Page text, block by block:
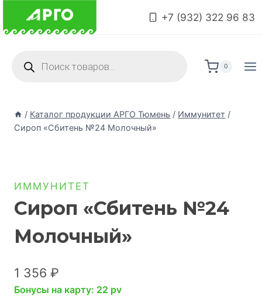
+7 (932) 322 96 83
0
/ Каталог продукции АРГО Тюмень / Иммунитет /
Сироп «Сбитень №24 Молочный»
ИММУНИТЕТ
Сироп «Сбитень №24
Молочный»
1 356 ₽
Бонусы на карту: 22 pv